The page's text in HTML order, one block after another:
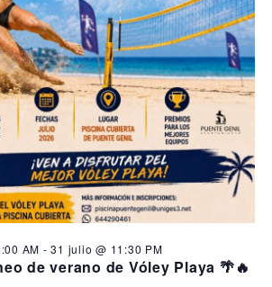
de verano de Vóley Playa 🌴🔥
AM -31 julio @ 11:30 PM